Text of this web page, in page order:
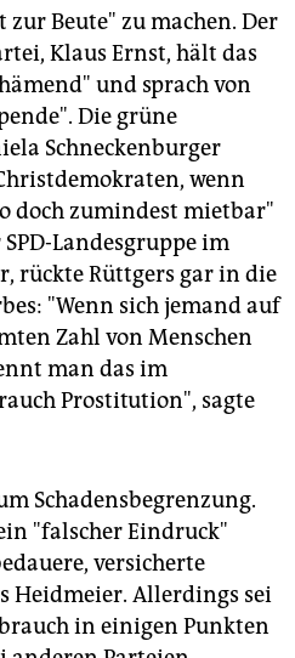
zur Beute" zu machen. Der
Klaus Ernst, hält das
und sprach von
Die grüne
Schneckenburger
wenn
doch zumindest mietbar"
Landesgruppe im
rückte Rüttgers gar in die
"Wenn sich jemand auf
Zahl von Menschen
man das im
Prostitution", sagte
Schadensbegrenzung.
"falscher Eindruck"
versicherte
Heidmeier. Allerdings sei
in einigen Punkten